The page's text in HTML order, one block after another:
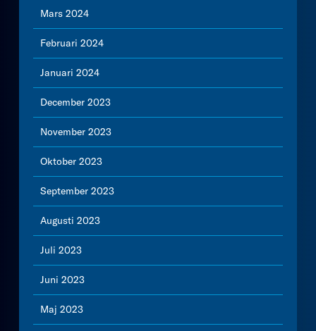
Mars 2024
Februari 2024
Januari 2024
December 2023
November 2023
Oktober 2023
September 2023
Augusti 2023
Juli 2023
Juni 2023
Maj 2023